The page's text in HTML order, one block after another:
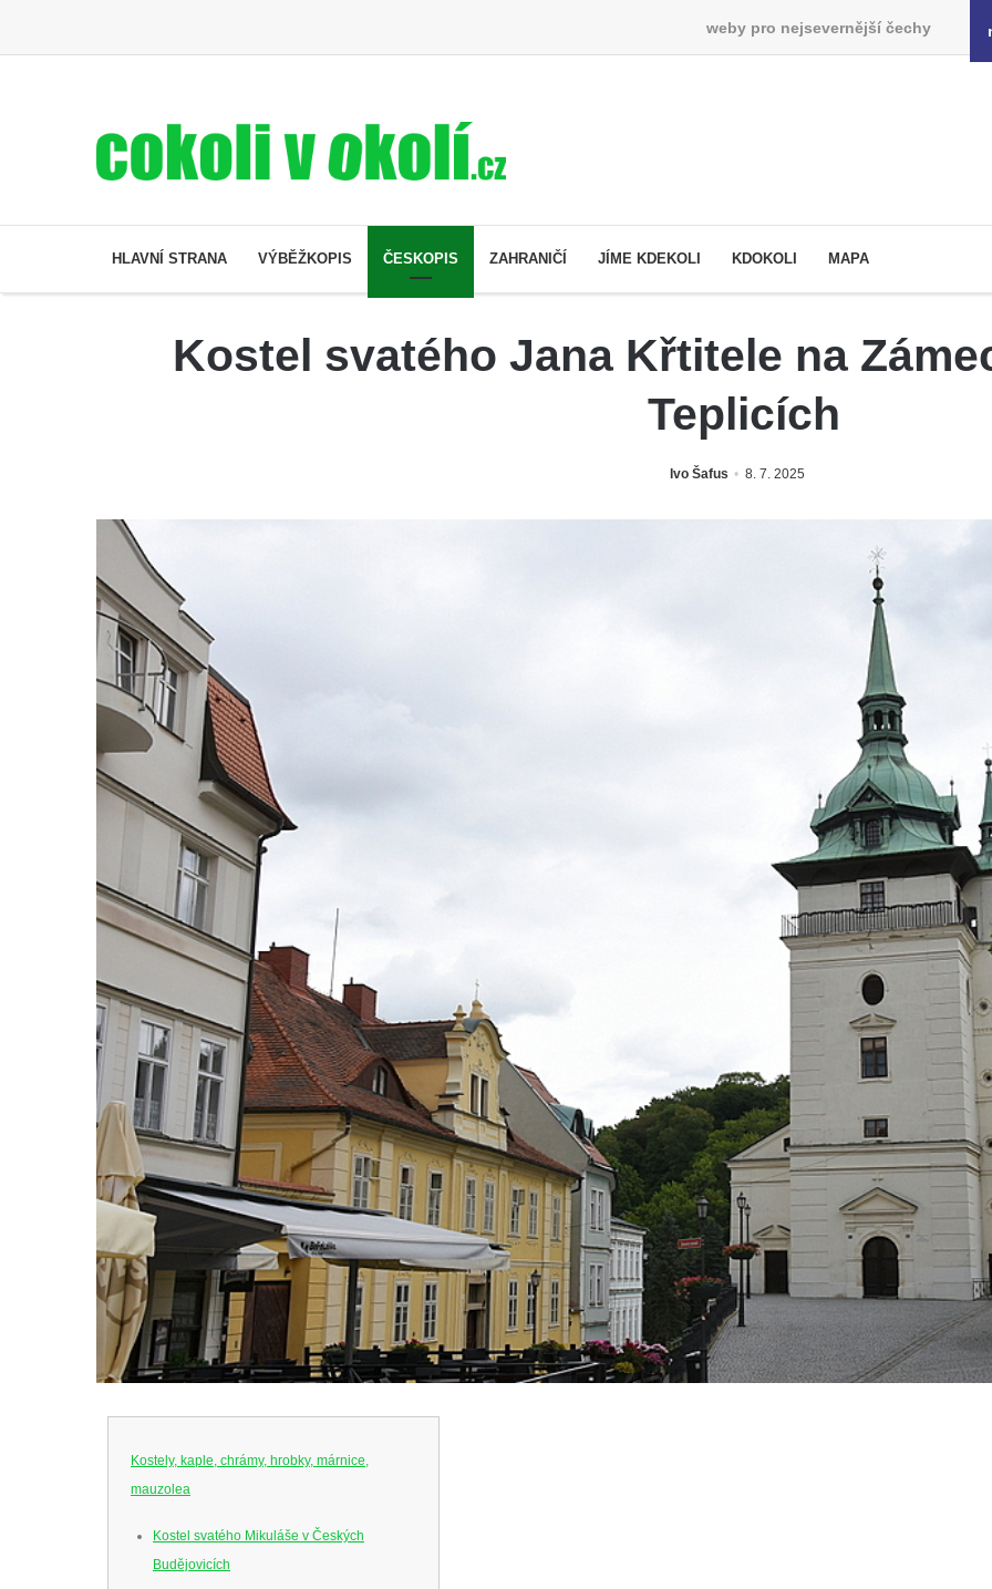
weby pro nejsevernější čechy
HLAVNÍ STRANA VÝBĚŽKOPIS ČESKOPIS ZAHRANIČÍ JÍME KDEKOLI KDOKOLI MAPA
Kostel svatého Jana Křtitele na
Teplicích
Ivo Šafus 8. 7. 2025
Kostely, kaple, chrámy, hrobky, márnice,
mauzolea
Kostel svatého Mikuláše v Českých
Budějovicích